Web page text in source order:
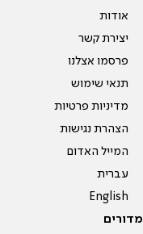
אודות
יצירת קשר
פרסמו אצלנו
תנאי שימוש
מדיניות פרטיות
הצהרת נגישות
המייל האדום
עברית
English
מדורים